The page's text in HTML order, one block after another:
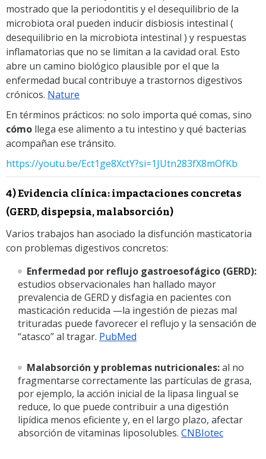
mostrado que la periodontitis y el desequilibrio de la
microbiota oral pueden inducir disbiosis intestinal (
desequilibrio en la microbiota intestinal ) y respuestas
inflamatorias que no se limitan a la cavidad oral. Esto
abre un camino biológico plausible por el que la
enfermedad bucal contribuye a trastornos digestivos
crónicos. Nature
En términos prácticos: no solo importa qué comas, sino
cómo llega ese alimento a tu intestino y qué bacterias
acompañan ese tránsito.
https://youtu.be/Ect1ge8XctY?si=1JUtn283fX8mOfKb
4) Evidencia clínica: impactaciones concretas
(GERD, dispepsia, malabsorción)
Varios trabajos han asociado la disfunción masticatoria
con problemas digestivos concretos:
Enfermedad por reflujo gastroesofágico (GERD):
estudios observacionales han hallado mayor
prevalencia de GERD y disfagia en pacientes con
masticación reducida —la ingestión de piezas mal
trituradas puede favorecer el reflujo y la sensación de
“atasco” al tragar. PubMed
Malabsorción y problemas nutricionales:al no
fragmentarse correctamente las partículas de grasa,
por ejemplo, la acción inicial de la lipasa lingual se
reduce, lo que puede contribuir a una digestión
lipídica menos eficiente y, en el largo plazo, afectar
absorción de vitaminas liposolubles. CNBIotec